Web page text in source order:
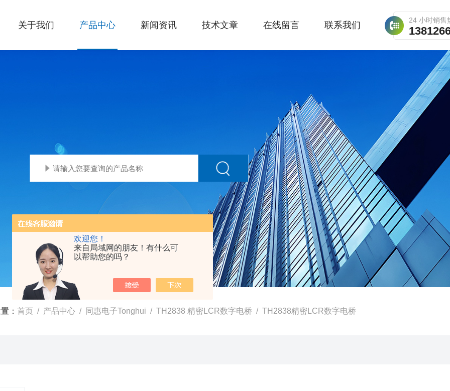
欢迎您！
来自局域网的朋友！有什么可
以帮助您的吗？
24 小时销售
关于我们 产品中心 新闻资讯 技术文章 在线留言 联系我们
： 首页 / 产品中心 / 同惠电子Tonghui / TH2838 精密LCR数字电桥 / TH2838精密LCR数字电桥